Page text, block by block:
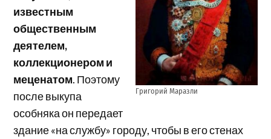
Григорий Маразли
известным
общественным
деятелем,
коллекционером и
меценатом. Поэтому
после выкупа
особняка он передает
здание «на службу» городу, чтобы в его стенах